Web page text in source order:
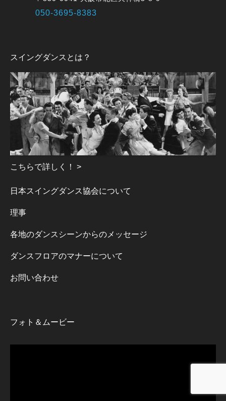
050-3695-8383
スイングダンスとは？
こちらで詳しく！ >
日本スイングダンス協会について
理事
各地のダンスシーンからのメッセージ
ダンスフロアのマナーについて
お問い合わせ
フォト＆ムービー